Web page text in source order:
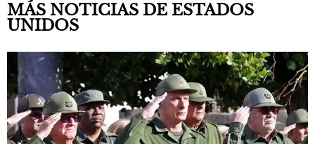
MÁS NOTICIAS DE ESTADOS
UNIDOS